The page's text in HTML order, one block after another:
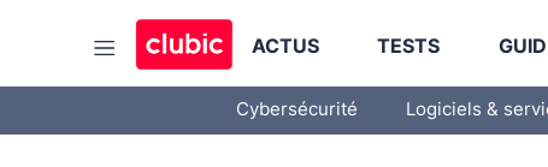
ACTUS TESTS
Cybersécurité Logiciels &